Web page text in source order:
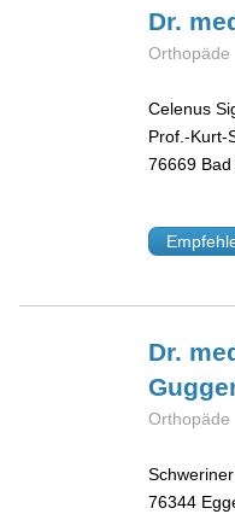
Dr.
Orthopäde
Celenus
Prof.-Kurt-
76669
Dr.
Orthopäde
76344